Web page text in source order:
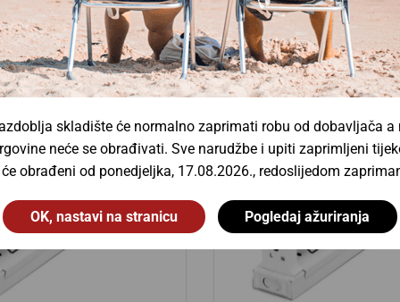
skladište će normalno zaprimati robu od dobavljača a
neće se obrađivati. Sve narudžbe i upiti zaprimljeni
obrađeni od ponedjeljka, 17.08.2026., redoslijedom
OK, nastavi na stranicu Pogledaj ažuriranja
u košaricu Dodaj u